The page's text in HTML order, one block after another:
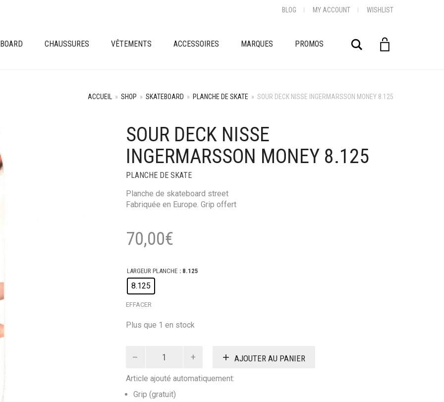
BLOG MY ACCOUNT WISHLIST
CHAUSSURES VÊTEMENTS ACCESSOIRES MARQUES PROMOS Rechercher
ACCUEIL » SHOP » SKATEBOARD » PLANCHE DE SKATE » SOUR DECK NISSE INGERMARSSON MONEY 8.125
SOUR DECK NISSE
INGERMARSSON MONEY 8.125
PLANCHE DE SKATE
Planche de skateboard street
Fabriquée en Europe. Grip offert
70,00€
LARGEUR PLANCHE : 8.125
8.125
EFFACER
Plus que 1 en stock
DECK
NISSE
AJOUTER AU PANIER
Article ajouté automatiquement:
Grip (gratuit)